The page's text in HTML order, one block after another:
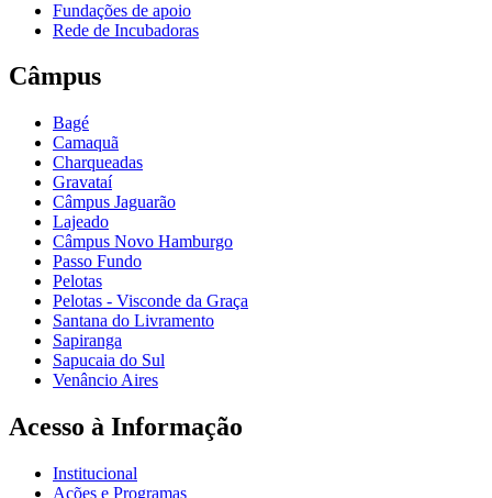
Fundações de apoio
Rede de Incubadoras
Câmpus
Bagé
Camaquã
Charqueadas
Gravataí
Câmpus Jaguarão
Lajeado
Câmpus Novo Hamburgo
Passo Fundo
Pelotas
Pelotas - Visconde da Graça
Santana do Livramento
Sapiranga
Sapucaia do Sul
Venâncio Aires
Acesso à Informação
Institucional
Ações e Programas